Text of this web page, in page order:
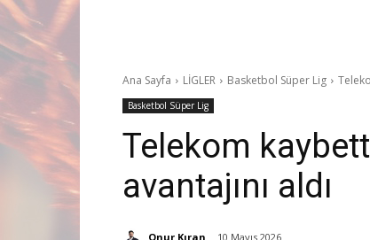
Ana Sayfa LİGLER Basketbol Süper Lig
Basketbol Süper Lig
Telekom
avantajını aldı
Onur Kıran 10 Mayıs 2026